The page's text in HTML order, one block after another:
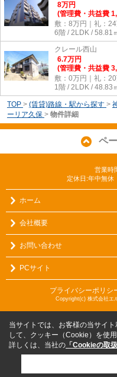
8万円
(管理費・共益費
敷：8万円｜礼：24
6階 / 2LDK / 58.81
クレール西山
6.7万円
(管理費・共益費
敷：0万円｜礼：20
1階 / 2LDK / 48.83
TOP > (賃貸)路線・駅から探す >
ーリア久保 > 物件詳細
ペ
営業時
定休日:年中無休
ホーム
会社概要
お問い合わせ
PCサイト
プライバシーポリシ
Copyright(c) 株式会社エ
当サイトでは、お客様の当サイ
して、クッキー（Cookie）を使用
詳しくは、当社の 「Cookieの取